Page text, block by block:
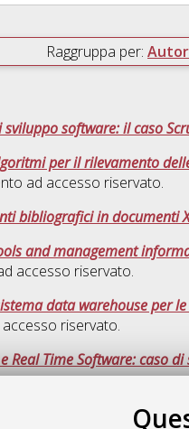
Raggruppa per:
software: il caso
per il rilevamento
ad accesso riservato.
bibliografici in documenti
and management
accesso riservato.
data warehouse per
riservato.
Real Time Software: caso